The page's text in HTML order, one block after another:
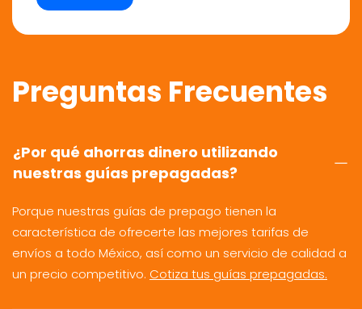
Preguntas Frecuentes
¿Por qué ahorras dinero utilizando
nuestras guías prepagadas?
Porque nuestras guías de prepago tienen la
característica de ofrecerte las mejores tarifas de
envíos a todo México, así como un servicio de calidad a
un precio competitivo. Cotiza tus guías prepagadas.